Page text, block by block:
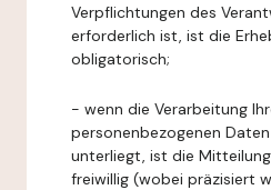
Verpflichtungen des
erforderlich ist, ist die
obligatorisch;
- wenn die Verarbeitung
personenbezogenen
unterliegt, ist die
freiwillig (wobei präzisiert